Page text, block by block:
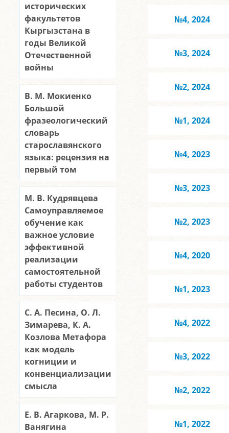
исторических
факультетов
Кыргызстана в
годы Великой
Отечественной
войны
В. М. Мокиенко
Большой
фразеологический
словарь
старославянского
языка: рецензия на
первый том
М. В. Кудрявцева
Самоуправляемое
обучение как
важное условие
эффективной
реализации
самостоятельной
работы студентов
С. А. Песина, О. Л.
Зимарева, К. А.
Козлова Метафора
как модель
когниции и
конвенциализации
смысла
Е. В. Агаркова, М. Р.
Ванягина
№4, 2024
№3, 2024
№2, 2024
№1, 2024
№4, 2023
№3, 2023
№2, 2023
№4, 2020
№1, 2023
№4, 2022
№3, 2022
№2, 2022
№1, 2022